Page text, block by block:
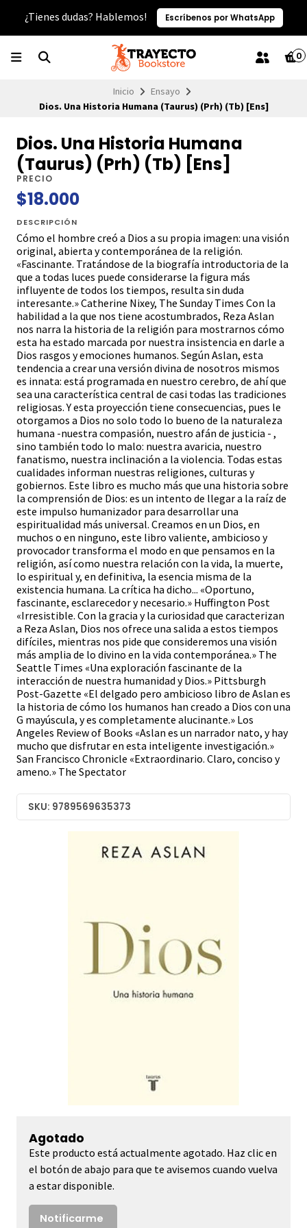
¿Tienes dudas? Hablemos! Escríbenos por WhatsApp
0
Inicio
Ensayo
Dios. Una Historia Humana (Taurus) (Prh) (Tb) [Ens]
Dios. Una Historia Humana
(Taurus) (Prh) (Tb) [Ens]
PRECIO
$18.000
DESCRIPCIÓN
Cómo el hombre creó a Dios a su propia imagen: una visión
original, abierta y contemporánea de la religión.
«Fascinante. Tratándose de la biografía introductoria de la
que a todas luces puede considerarse la figura más
influyente de todos los tiempos, resulta sin duda
interesante.» Catherine Nixey, The Sunday Times Con la
habilidad a la que nos tiene acostumbrados, Reza Aslan
nos narra la historia de la religión para mostrarnos cómo
esta ha estado marcada por nuestra insistencia en darle a
Dios rasgos y emociones humanos. Según Aslan, esta
tendencia a crear una versión divina de nosotros mismos
es innata: está programada en nuestro cerebro, de ahí que
sea una característica central de casi todas las tradiciones
religiosas. Y esta proyección tiene consecuencias, pues le
otorgamos a Dios no solo todo lo bueno de la naturaleza
humana -nuestra compasión, nuestro afán de justicia - ,
sino también todo lo malo: nuestra avaricia, nuestro
fanatismo, nuestra inclinación a la violencia. Todas estas
cualidades informan nuestras religiones, culturas y
gobiernos. Este libro es mucho más que una historia sobre
la comprensión de Dios: es un intento de llegar a la raíz de
este impulso humanizador para desarrollar una
espiritualidad más universal. Creamos en un Dios, en
muchos o en ninguno, este libro valiente, ambicioso y
provocador transforma el modo en que pensamos en la
religión, así como nuestra relación con la vida, la muerte,
lo espiritual y, en definitiva, la esencia misma de la
existencia humana. La crítica ha dicho... «Oportuno,
fascinante, esclarecedor y necesario.» Huffington Post
«Irresistible. Con la gracia y la curiosidad que caracterizan
a Reza Aslan, Dios nos ofrece una salida a estos tiempos
difíciles, mientras nos pide que consideremos una visión
más amplia de lo divino en la vida contemporánea.» The
Seattle Times «Una exploración fascinante de la
interacción de nuestra humanidad y Dios.» Pittsburgh
Post-Gazette «El delgado pero ambicioso libro de Aslan es
la historia de cómo los humanos han creado a Dios con una
G mayúscula, y es completamente alucinante.» Los
Angeles Review of Books «Aslan es un narrador nato, y hay
mucho que disfrutar en esta inteligente investigación.»
San Francisco Chronicle «Extraordinario. Claro, conciso y
ameno.» The Spectator
SKU: 9789569635373
Agotado
Este producto está actualmente agotado. Haz clic en
el botón de abajo para que te avisemos cuando vuelva
a estar disponible.
Notificarme